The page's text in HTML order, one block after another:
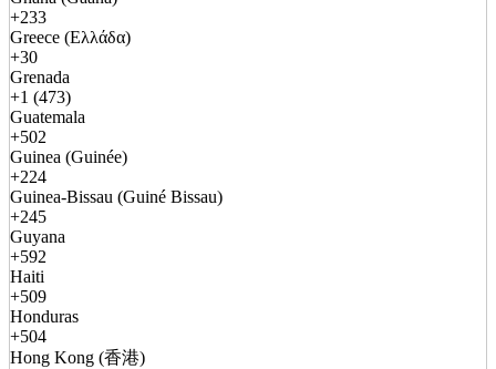
+233
Greece (Ελλάδα)
+30
Grenada
+1 (473)
Guatemala
+502
Guinea (Guinée)
+224
Guinea-Bissau (Guiné Bissau)
+245
Guyana
+592
Haiti
+509
Honduras
+504
Hong Kong (香港)